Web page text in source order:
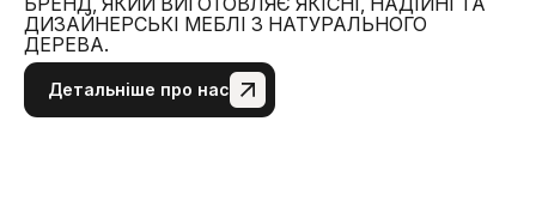
ДИЗАЙНЕРСЬКІ МЕБЛІ З НАТУРАЛЬНОГО
ДЕРЕВА.
Детальніше про нас